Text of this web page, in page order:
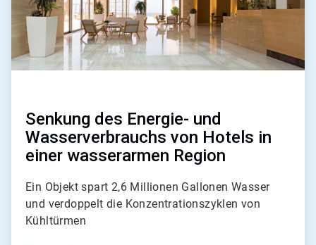
Senkung des Energie- und
Wasserverbrauchs von Hotels in
einer wasserarmen Region
Ein Objekt spart 2,6 Millionen Gallonen Wasser
und verdoppelt die Konzentrationszyklen von
Kühltürmen